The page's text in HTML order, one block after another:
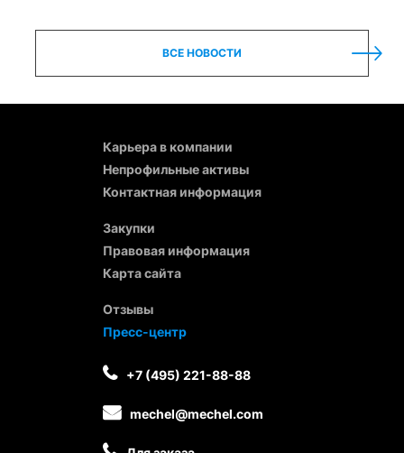
ВСЕ НОВОСТИ
Карьера в компании
Непрофильные активы
Контактная информация
Закупки
Правовая информация
Карта сайта
Отзывы
Пресс-центр
+7 (495) 221-88-88
mechel@mechel.com